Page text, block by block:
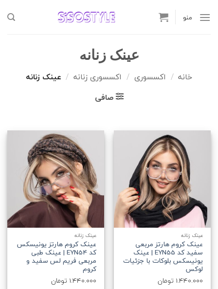
منو
عینک زنانه
خانه / اکسسوری / اکسسوری زنانه /عینک زنانه
صافی
عینک زنانه
عینک کروم هارتز مربعی
سفید کد EYN55 | عینک
یونیسکس بلوکات با جزئیات
لوکس
1.440.000 تومان
عینک زنانه
عینک کروم هارتز یونیسکس
کد EYN54 | عینک طبی
مربعی فریم لس سفید و
کروم
1.440.000 تومان